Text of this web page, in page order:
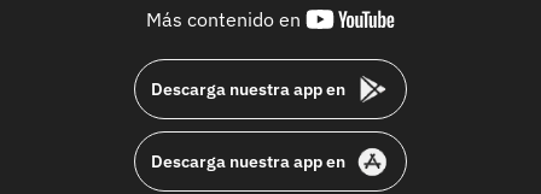
Más contenido en
youtube-
Descarga nuestra app en
Descarga nuestra app en